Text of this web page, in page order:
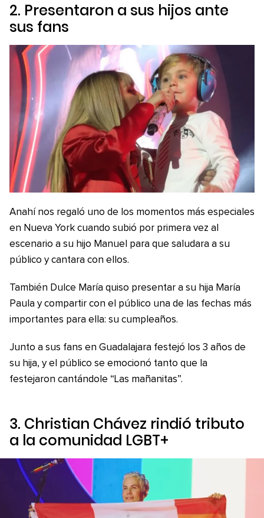
2. Presentaron a sus hijos ante
sus fans
Anahí nos regaló uno de los momentos más especiales
en Nueva York cuando subió por primera vez al
escenario a su hijo Manuel para que saludara a su
público y cantara con ellos.
También Dulce María quiso presentar a su hija María
Paula y compartir con el público una de las fechas más
importantes para ella: su cumpleaños.
Junto a sus fans en Guadalajara festejó los 3 años de
su hija, y el público se emocionó tanto que la
festejaron cantándole “Las mañanitas”.
3. Christian Chávez rindió tributo
a la comunidad LGBT+